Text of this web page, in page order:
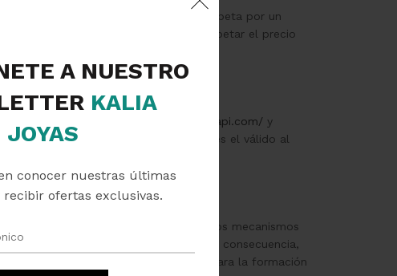
A NUESTRO
KALIA
JOYAS
conocer nuestras últimas
recibir ofertas exclusivas.
varíe durante al día. El precio se respeta por un
proveedora no se verá obligada a respetar el precio
de https://www.currencyconverterapi.com/ y
por ende el valor del tipo de cambio es el válido al
por vía electrónica, y utilizando los mecanismos
proveedora valide la transacción. En consecuencia,
empresa proveedora, será requisito para la formación